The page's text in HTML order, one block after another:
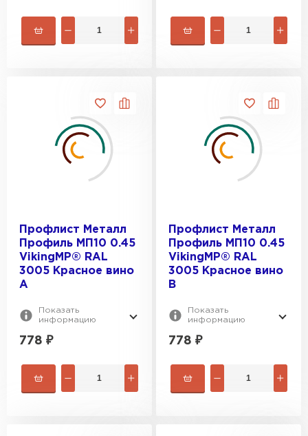
Профлист Металл
Профиль МП10 0.45
VikingMP® RAL
3005 Красное вино
A
Показать
информацию
778 ₽
Профлист Металл
Профиль МП10 0.45
VikingMP® RAL
3005 Красное вино
B
Показать
информацию
778 ₽